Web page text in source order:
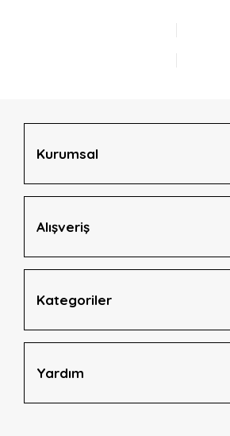
Ürün açıklamasında eksik bilgiler bulunuyor.
Kurumsal
Alışveriş
Kategoriler
Yardım